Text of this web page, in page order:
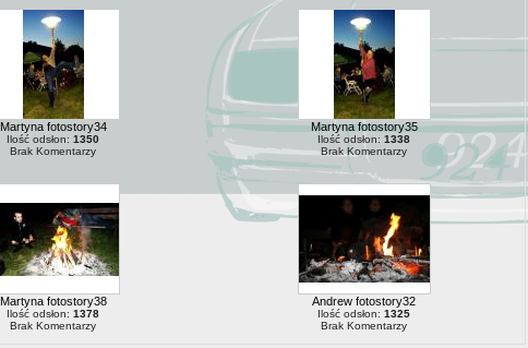
Martyna fotostory34
Ilość odsłon: 1350
Brak Komentarzy
Martyna fotostory35
Ilość odsłon: 1338
Brak Komentarzy
Martyna fotostory38
Ilość odsłon: 1378
Brak Komentarzy
Andrew fotostory32
Ilość odsłon: 1325
Brak Komentarzy